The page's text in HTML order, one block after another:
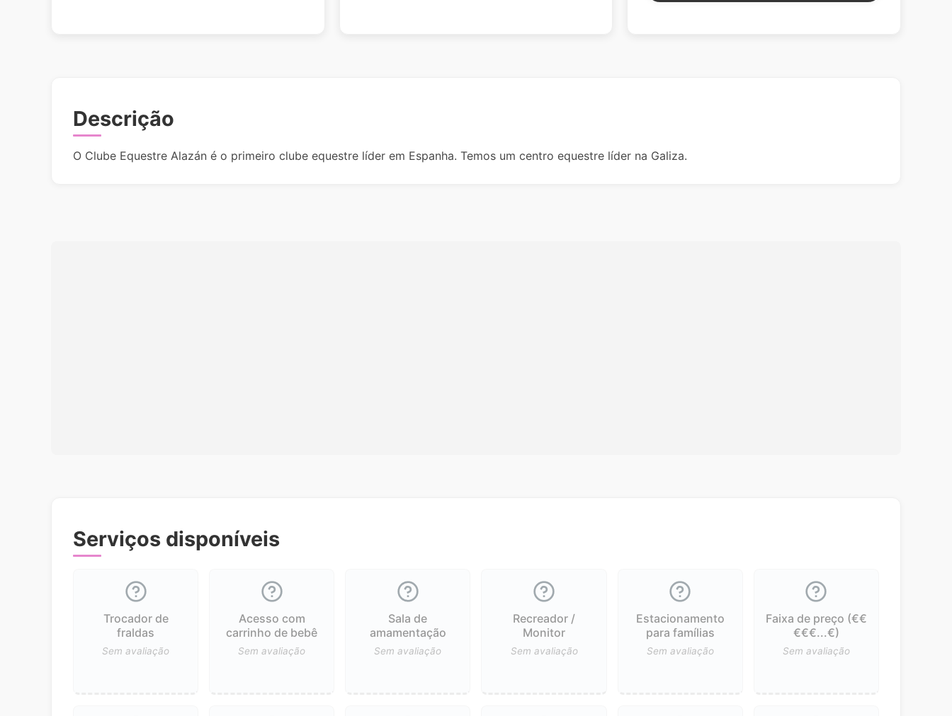
Descrição
O Clube Equestre Alazán é o primeiro clube equestre líder em Espanha. Temos um centro equestre líder na Galiza.
Serviços disponíveis
Trocador de
fraldas
Sem avaliação
Acesso com
carrinho de bebê
Sem avaliação
Sala de
amamentação
Sem avaliação
Recreador /
Monitor
Sem avaliação
Estacionamento
para famílias
Sem avaliação
Faixa de preço (€€
€€€...€)
Sem avaliação